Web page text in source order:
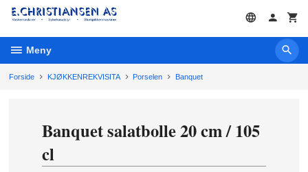
Gå
innholdet
Meny
Forside KJØKKENREKVISITA Porselen Banquet
Banquet salatbolle 20 cm / 105
cl